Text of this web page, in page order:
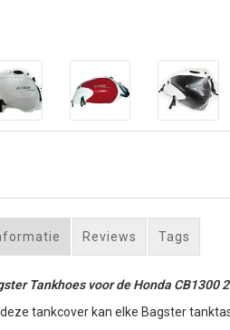
Reviews Tags
Tankhoes voor de Honda CB1300
tankcover kan elke Bagster